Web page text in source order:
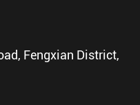
Fengxian District,